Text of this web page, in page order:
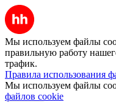
Мы используем файлы
правильную работу
трафик.
Правила использования
Мы используем файлы
файлов cookie